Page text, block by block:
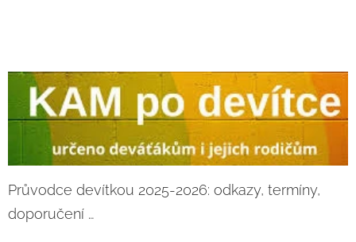
Průvodce devítkou 2025-2026: odkazy, termíny,
doporučení …